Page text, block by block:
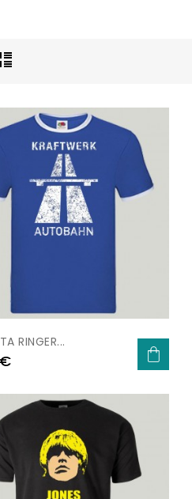
RINGER...